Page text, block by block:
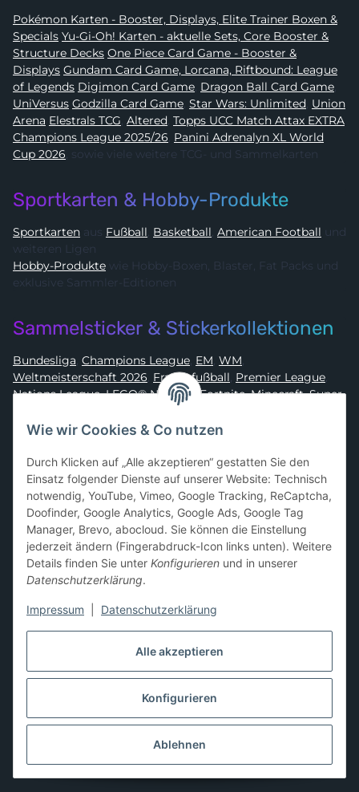
Pokémon Karten - Booster, Displays, Elite Trainer Boxen &
Specials Yu-Gi-Oh! Karten - aktuelle Sets, Core Booster &
Structure Decks One Piece Card Game - Booster &
Displays Gundam Card Game, Lorcana, Riftbound: League
of Legends
Digimon Card Game, Dragon Ball Card Game,
UniVersus
Godzilla Card Game, Star Wars: Unlimited, Union
Arena
Elestrals TCG, Altered, Topps UCC Match Attax EXTRA
Champions League 2025/26, Panini Adrenalyn XL World
Cup 2026, sowie viele weitere TCG- und Sammelkarten
Sportkarten & Hobby-Produkte
Sportkarten aus Fußball, Basketball, American Football und
weiteren Ligen
Hobby-Produkte
exklusive Sammler-Editionen
Sammelsticker & Stickerkollektionen
Bundesliga, Champions League, EM, WM,
Weltmeisterschaft 2026, Frauenfußball, Premier League,
Nations League, LEGO® Ninjago Fortnite,Minecraft,Super
Asterix
Sammelkarten-Zubehör &
Schutzprodukte
Card Sleeves, Penny Sleeves, Premium Sleeves,Toploader
Magnetic Holder, Sammelalben / Binder / Pocket Pages
Deckboxen ,Playmats undAufbewahrungslösungen
Vertrag widerrufen
* Alle Preise inkl. gesetzlicher USt., zzgl.Versand
** Differenzbesteuerung gemäß § 25a UStG,
Alle akzeptieren
Konfigurieren
Ablehnen
Wie wir Cookies & Co nutzen
Durch Klicken auf „Alle akzeptieren“ gestatten Sie den
Einsatz folgender Dienste auf unserer Website: Technisch
notwendig, YouTube, Vimeo, Google Tracking, ReCaptcha,
Doofinder, Google Analytics, Google Ads, Google Tag
Manager, Brevo, abocloud. Sie können die Einstellung
jederzeit ändern (Fingerabdruck-Icon links unten). Weitere
Details finden Sie unter Konfigurieren und in unserer
Datenschutzerklärung.
Impressum Datenschutzerklärung